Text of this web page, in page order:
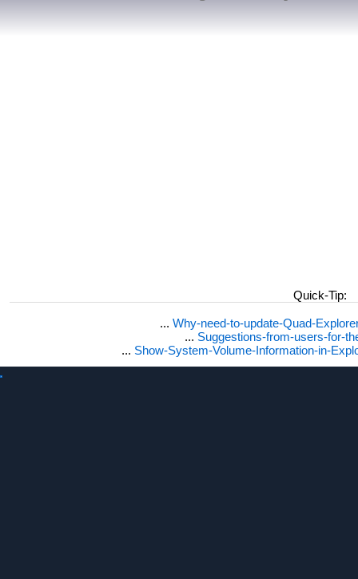
Quick-Tip:
... Why-need-to-update-Quad-
... Suggestions-from-users-for-
... Show-System-Volume-Information-in-